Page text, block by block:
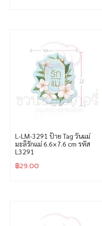
L-LM-3291 ป้าย Tag วันแม่
มะลิรักแม่ 6.6×7.6 cm รหัส
L3291
฿29.00